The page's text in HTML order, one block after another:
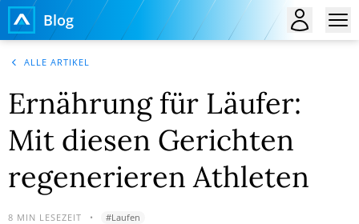
Blog
ALLE ARTIKEL
Ernährung für Läufer:
Mit diesen Gerichten
regenerieren Athleten
8 MIN LESEZEIT • #Laufen